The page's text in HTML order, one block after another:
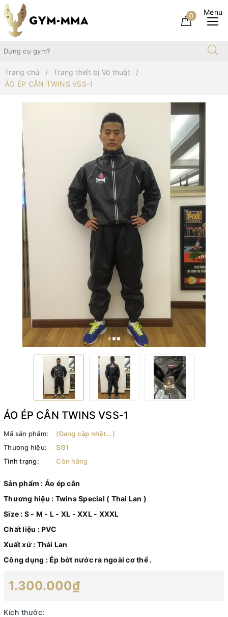
0
Trang chủ
Trang thiết bị Võ thuật
ÁO ÉP CÂN TWINS VSS-1
ÁO ÉP CÂN TWINS VSS-1
Mã sản phẩm:
(Đang cập nhật...)
Thương hiệu:
SG1
Tình trạng:
Còn hàng
Sản phẩm : Áo ép cân
Thương hiệu : Twins Special ( Thai Lan )
Size : S - M - L - XL - XXL - XXXL
Chất liệu : PVC
Xuất xứ : Thái Lan
Công dụng : Ép bớt nước ra ngoài cơ thể .
1.300.000₫
Kích thước: